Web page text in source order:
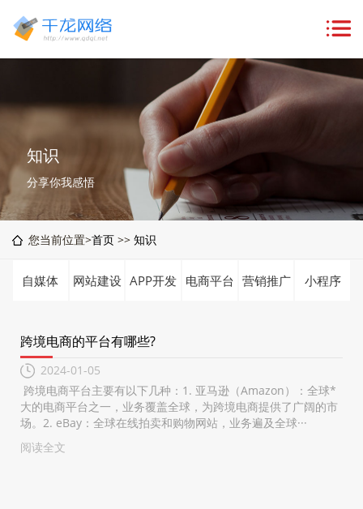
知识
分享你我感悟
您当前位置>首页 >> 知识
自媒体 网站建设 APP开发 电商平台 营销推广 小程序
跨境电商的平台有哪些?
2024-01-05
跨境电商平台主要有以下几种：1. 亚马逊（Amazon）：全球*
大的电商平台之一，业务覆盖全球，为跨境电商提供了广阔的市
场。2. eBay：全球在线拍卖和购物网站，业务遍及全球···
阅读全文